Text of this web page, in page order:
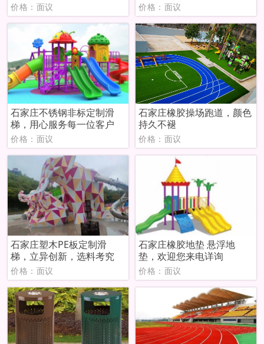
价格：面议 价格：面议
石家庄不锈钢非标定制滑
梯，用心服务每一位客户
价格：面议
石家庄橡胶操场跑道，颜色
持久不褪
价格：面议
石家庄塑木PE板定制滑
梯，立异创新，选料考究
价格：面议
石家庄橡胶地垫 悬浮地
垫，欢迎您来电详询
价格：面议